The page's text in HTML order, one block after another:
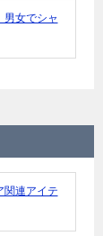
男女でシャ
関連アイテ